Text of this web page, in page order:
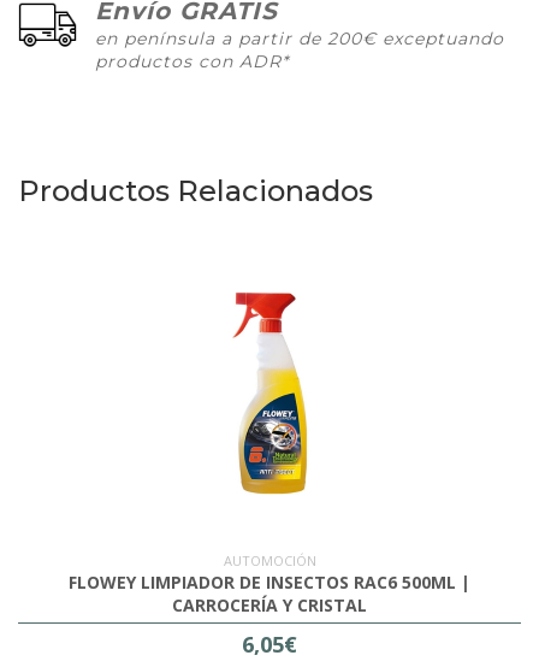
Envío GRATIS
en península a partir de 200€ exceptuando
productos con ADR*
Productos Relacionados
AUTOMOCIÓN
FLOWEY LIMPIADOR DE INSECTOS RAC6 500ML |
CARROCERÍA Y CRISTAL
6,05€